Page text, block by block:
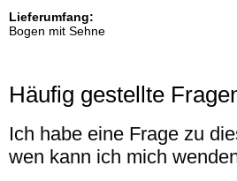
Lieferumfang:
Bogen mit Sehne
Häufig gestellte
Ich habe eine Frage zu
wen kann ich mich